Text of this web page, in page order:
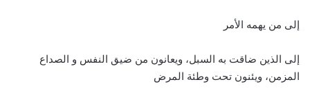
إلى من يهمه الأمر
إلى الذين ضاقت به السبل، ويعانون من ضيق النفس و الصداع
المزمن، ويئنون تحت وطئة المرض